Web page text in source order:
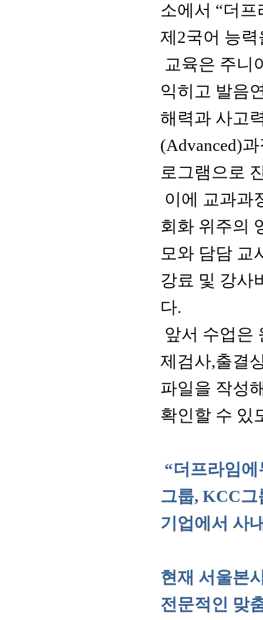
소에서 “더
제2국어 능
교육은 주니
익히고 발음
해력과 사고
(Advanced)
로그램으로
이에 교과과
회화 위주의
모와 담담 교
강료 및 강사
다.
앞서 수업은
제검사,출결
파일을 작성
확인할 수 있
“더프라임에
그룹, KCC그
기업에서 사
현재 서울본
전문적인 맞